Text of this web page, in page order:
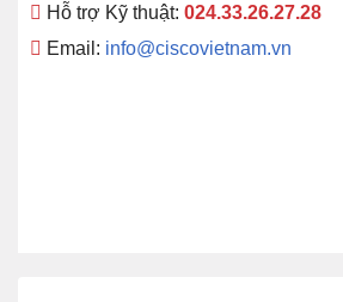
Hỗ trợ Kỹ thuật: 024.33.26.27.28
Email: info@ciscovietnam.vn